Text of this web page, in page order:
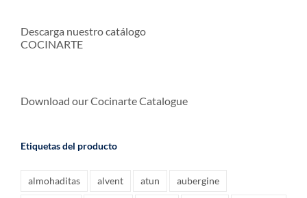
Descarga nuestro catálogo
COCINARTE
Download our Cocinarte Catalogue
Etiquetas del producto
almohaditas alvent atun aubergine